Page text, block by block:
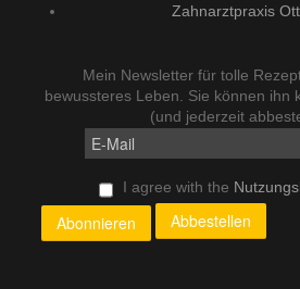
Zahnarztpraxis
Mein Newsletter für tolle
bewussteres Leben. Sie können ihn
(und jederzeit
I agree with the